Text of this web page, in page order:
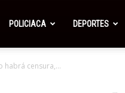
POLICIACA DEPORTES
habrá censura,...